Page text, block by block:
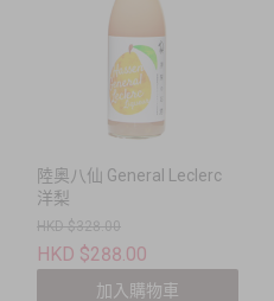
陸奥八仙 General Leclerc
洋梨
HKD $328.00
HKD $288.00
加入購物車